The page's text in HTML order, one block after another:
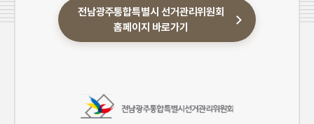
전남광주통합특별시 선거관리위원회
홈페이지 바로가기